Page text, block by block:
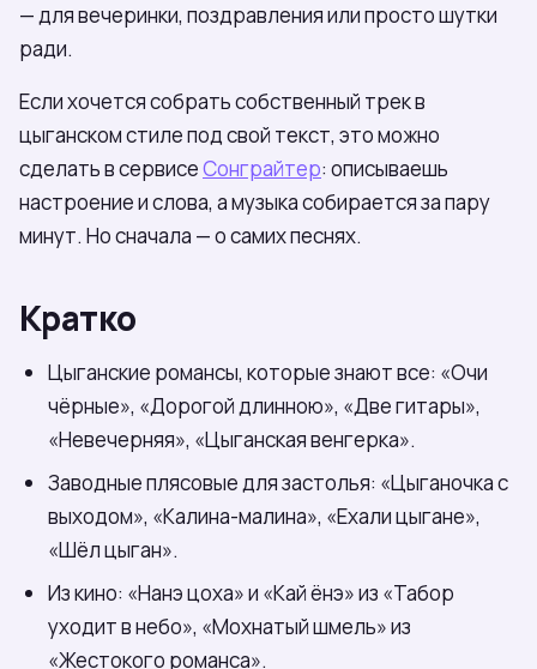
— для вечеринки, поздравления или просто шутки
ради.
Если хочется собрать собственный трек в
цыганском стиле под свой текст, это можно
сделать в сервисеСонграйтер: описываешь
настроение и слова, а музыка собирается за пару
минут. Но сначала — о самих песнях.
Кратко
Цыганские романсы, которые знают все: «Очи
чёрные», «Дорогой длинною», «Две гитары»,
«Невечерняя», «Цыганская венгерка».
Заводные плясовые для застолья: «Цыганочка с
выходом», «Калина-малина», «Ехали цыгане»,
«Шёл цыган».
Из кино: «Нанэ цоха» и «Кай ёнэ» из «Табор
уходит в небо», «Мохнатый шмель» из
«Жестокого романса».